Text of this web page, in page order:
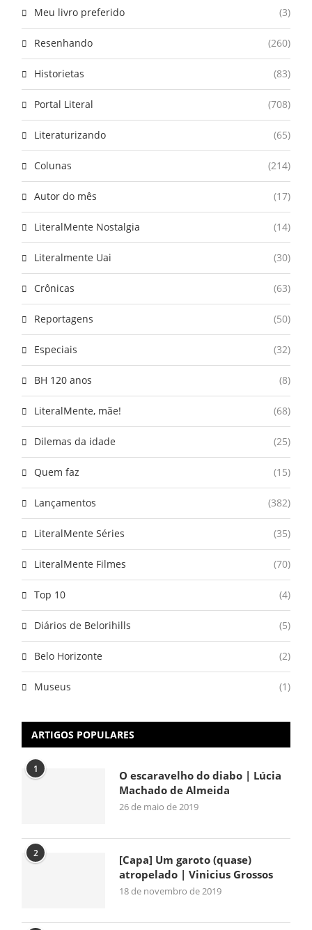
Meu livro preferido (3)
Resenhando (260)
Historietas (83)
Portal Literal (708)
Literaturizando (65)
Colunas (214)
Autor do mês (17)
LiteralMente Nostalgia (14)
Literalmente Uai (30)
Crônicas (63)
Reportagens (50)
Especiais (32)
BH 120 anos (8)
LiteralMente, mãe! (68)
Dilemas da idade (25)
Quem faz (15)
Lançamentos (382)
LiteralMente Séries (35)
LiteralMente Filmes (70)
Top 10 (4)
Diários de Belorihills (5)
Belo Horizonte (2)
Museus (1)
ARTIGOS POPULARES
1
O escaravelho do diabo | Lúcia
Machado de Almeida
26 de maio de 2019
2
[Capa] Um garoto (quase)
atropelado | Vinicius Grossos
18 de novembro de 2019